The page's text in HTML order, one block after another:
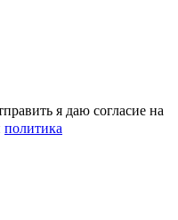
я даю согласие на
политикa